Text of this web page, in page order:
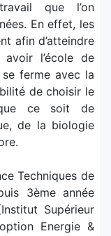
que l’on
En effet, les
afin d’atteindre
l’école de
ferme avec la
de choisir le
ce soit de
de la biologie
Techniques de
3ème année
Supérieur
Energie &